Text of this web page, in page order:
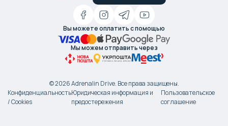
Вы можете оплатить с помощью
Мы можем отправить через
©2026Adrenalin Drive. Все права защищены.
Конфиденциальность
/ Cookies
Юридическая информация и
предостережения
Пользовательское
соглашение